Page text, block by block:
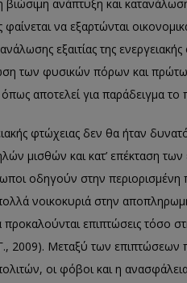
ανάπτυξη και
να εξαρτώνται
εξαιτίας της
των φυσικών πόρων και
αποτελεί για παράδειγμα το
φτώχειας δεν θα ήταν
μισθών και κατ’ επέκταση
οδηγούν στην
νοικοκυριά στην
επιπτώσεις τόσο
2009). Μεταξύ των επιπτώσεων
οι φόβοι και η